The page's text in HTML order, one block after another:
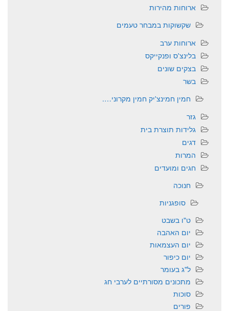
ארוחות מהירות
שקשוקות במבחר טעמים
ארוחות ערב
בלינצ'ס ופנקייקס
בצקים שונים
בשר
חמין חמינצ'יק חמין מקרוני….
גזר
גלידות תוצרת בית
דגים
המרות
חגים ומועדים
חנוכה
סופגניות
ט"ו בשבט
יום האהבה
יום העצמאות
יום כיפור
ל"ג בעומר
מתכונים מסורתיים לערבי חג
סוכות
פורים